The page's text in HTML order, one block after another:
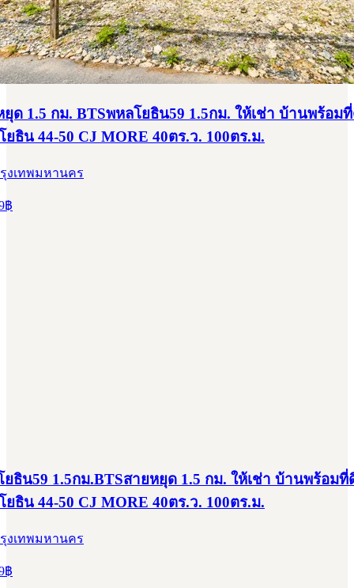
ยุด 1.5 กม. BTSพหลโยธิน59 1.5กม. ให้เช่า บ้านพร้อม
ธิน 44-50 CJ MORE 40ตร.ว. 100ตร.ม.
งเทพมหานคร
฿
ยธิน59 1.5กม.BTSสายหยุด 1.5 กม. ให้เช่า บ้านพร้อม
ธิน 44-50 CJ MORE 40ตร.ว. 100ตร.ม.
งเทพมหานคร
฿